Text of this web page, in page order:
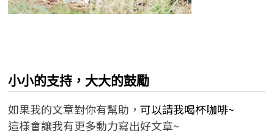
小小的支持，大大的鼓勵
如果我的文章對你有幫助， 可以請我喝杯咖啡~
這樣會讓我有更多動力寫出好文章~